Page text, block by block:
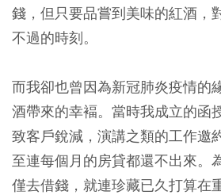
錢，但只要品嘗到美味的紅酒，
不過的時刻。
而我卻也曾因為新冠肺炎疫情的
酒帶來的幸褔。當時我成立的函
致客戶銳減，演講之類的工作邀
至連每個月的房貸都還不出來。
僅去借錢，就連珍藏已久打算在